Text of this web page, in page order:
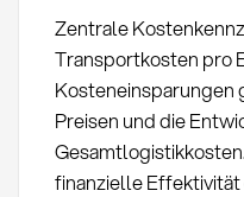
Zentrale
Transportkosten pro
Kosteneinsparungen
Preisen und die
finanzielle Effektivität